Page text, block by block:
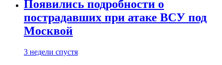
Появились подробности о
пострадавших при атаке ВСУ под
Москвой
3 недели спустя